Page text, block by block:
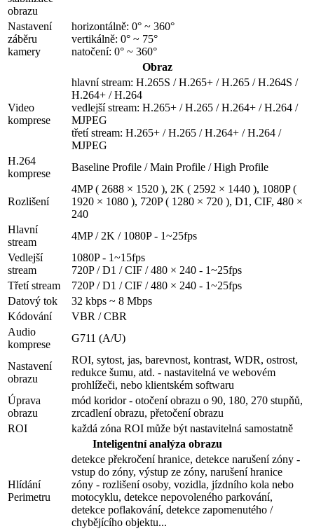
obrazu
Nastavení
záběru
kamery
horizontálně: 0° ~ 360°
vertikálně: 0° ~ 75°
natočení: 0° ~ 360°
Obraz
Video
komprese
hlavní stream: H.265S / H.265+ / H.265 / H.264S /
H.264+ / H.264
vedlejší stream: H.265+ / H.265 / H.264+ / H.264 /
MJPEG
třetí stream: H.265+ / H.265 / H.264+ / H.264 /
MJPEG
H.264
komprese
Baseline Profile / Main Profile / High Profile
Rozlišení
4MP ( 2688 × 1520 ), 2K ( 2592 × 1440 ), 1080P (
1920 × 1080 ), 720P ( 1280 × 720 ), D1, CIF, 480 ×
240
Hlavní
stream
4MP / 2K / 1080P - 1~25fps
Vedlejší
stream
1080P - 1~15fps
720P / D1 / CIF / 480 × 240 - 1~25fps
Třetí stream
720P / D1 / CIF / 480 × 240 - 1~25fps
Datový tok
32 kbps ~ 8 Mbps
Kódování
VBR / CBR
Audio
komprese
G711 (A/U)
Nastavení
obrazu
ROI, sytost, jas, barevnost, kontrast, WDR, ostrost,
redukce šumu, atd. - nastavitelná ve webovém
prohlížeči, nebo klientském softwaru
Úprava
obrazu
mód koridor - otočení obrazu o 90, 180, 270 stupňů,
zrcadlení obrazu, přetočení obrazu
ROI
každá zóna ROI může být nastavitelná samostatně
Inteligentní analýza obrazu
Hlídání
Perimetru
detekce překročení hranice, detekce narušení zóny -
vstup do zóny, výstup ze zóny, narušení hranice
zóny - rozlišení osoby, vozidla, jízdního kola nebo
motocyklu, detekce nepovoleného parkování,
detekce poflakování, detekce zapomenutého /
chybějícího objektu...